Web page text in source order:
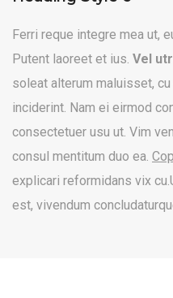
Ferri reque integre mea ut,
Putent laoreet et ius. Vel
soleat alterum maluisset,
inciderint. Nam ei eirmod
consectetuer usu ut. Vim
consul mentitum duo ea.
explicari reformidans vix
est, vivendum